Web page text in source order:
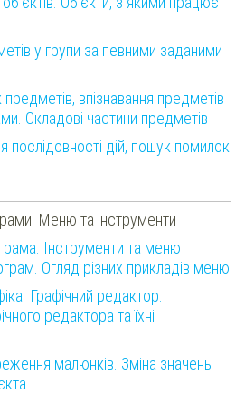
у групи за певними заданими
впізнавання предметів
Складові частини предметів
послідовності дій, пошук помилок
Меню та інструменти
Інструменти та меню
Огляд різних прикладів меню
Графічний редактор.
редактора та їхні
малюнків. Зміна значень